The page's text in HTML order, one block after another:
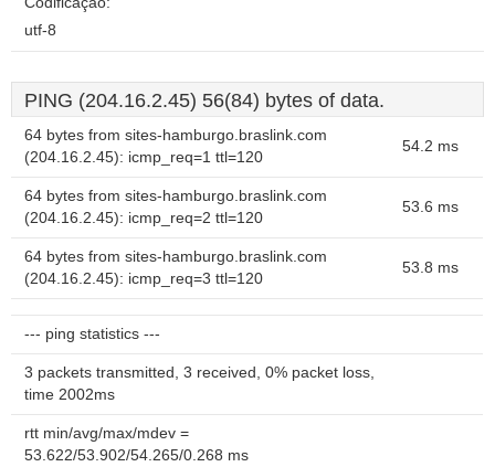
utf-8
PING (204.16.2.45) 56(84) bytes of data.
64 bytes from sites-hamburgo.braslink.com
(204.16.2.45): icmp_req=1 ttl=120
54.2 ms
64 bytes from sites-hamburgo.braslink.com
(204.16.2.45): icmp_req=2 ttl=120
53.6 ms
64 bytes from sites-hamburgo.braslink.com
(204.16.2.45): icmp_req=3 ttl=120
53.8 ms
--- ping statistics ---
3 packets transmitted, 3 received, 0% packet loss,
time 2002ms
rtt min/avg/max/mdev =
53.622/53.902/54.265/0.268 ms